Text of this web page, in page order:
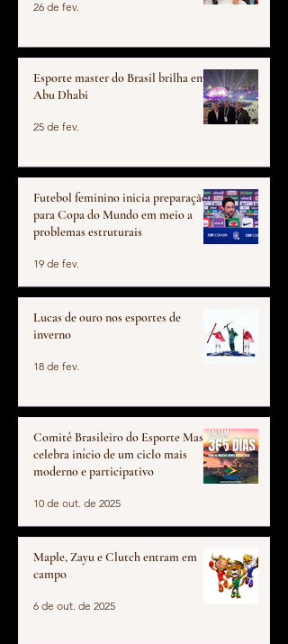
26 de fev.
Esporte master do Brasil brilha em
Abu Dhabi
25 de fev.
Futebol feminino inicia preparação
para Copa do Mundo em meio a
problemas estruturais
19 de fev.
Lucas de ouro nos esportes de
inverno
18 de fev.
Comitê Brasileiro do Esporte Master
celebra início de um ciclo mais
moderno e participativo
10 de out. de 2025
Maple, Zayu e Clutch entram em
campo
6 de out. de 2025